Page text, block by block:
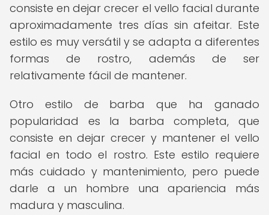
consiste en dejar crecer el vello facial durante
aproximadamente tres días sin afeitar. Este
estilo es muy versátil y se adapta a diferentes
formas de rostro, además de ser
relativamente fácil de mantener.
Otro estilo de barba que ha ganado
popularidad es la barba completa, que
consiste en dejar crecer y mantener el vello
facial en todo el rostro. Este estilo requiere
más cuidado y mantenimiento, pero puede
darle a un hombre una apariencia más
madura y masculina.